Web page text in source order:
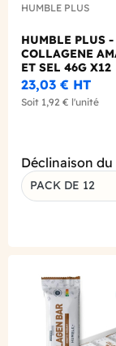
HUMBLE PLUS
HUMBLE PLUS -
COLLAGENE
ET SEL 46G X12
23,03 € HT
Soit 1,92 € l'unité
Déclinaison
PACK DE 12